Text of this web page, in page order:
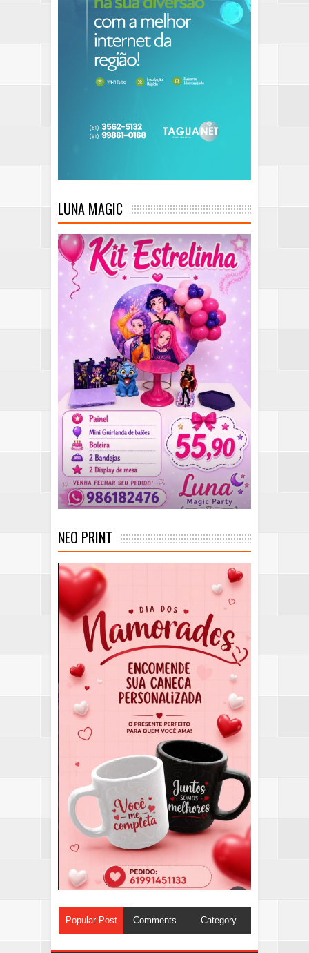
LUNA MAGIC
NEO PRINT
Popular Post Comments Category